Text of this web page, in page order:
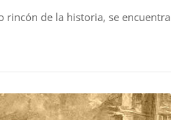
rincón de la historia, se encuentra